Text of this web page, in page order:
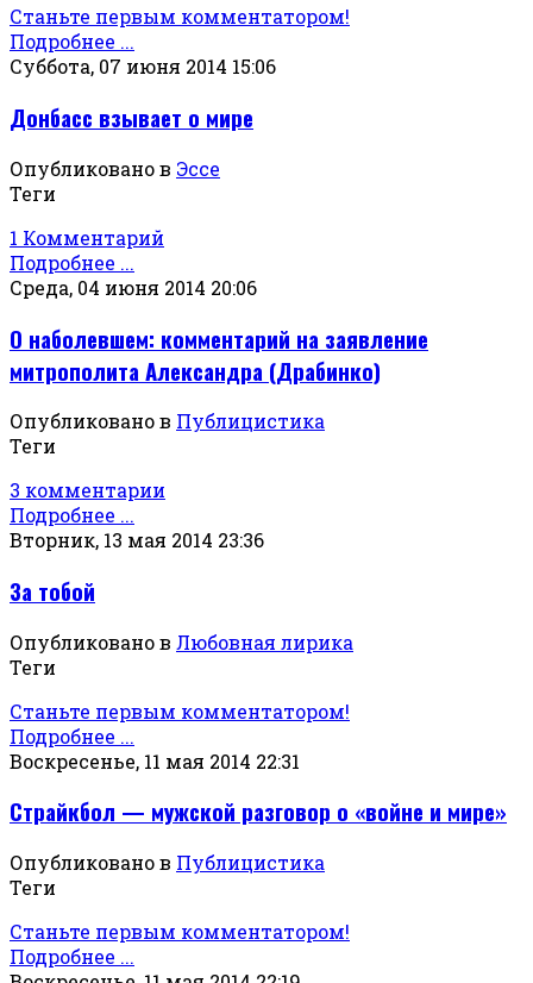
Станьте первым комментатором!
Подробнее ...
Суббота, 07 июня 2014 15:06
Донбасс взывает о мире
Опубликовано в Эссе
Теги
1 Комментарий
Подробнее ...
Среда, 04 июня 2014 20:06
О наболевшем: комментарий на заявление
митрополита Александра (Драбинко)
Опубликовано в Публицистика
Теги
3 комментарии
Подробнее ...
Вторник, 13 мая 2014 23:36
За тобой
Опубликовано в Любовная лирика
Теги
Станьте первым комментатором!
Подробнее ...
Воскресенье, 11 мая 2014 22:31
Страйкбол — мужской разговор о «войне и мире»
Опубликовано в Публицистика
Теги
Станьте первым комментатором!
Подробнее ...